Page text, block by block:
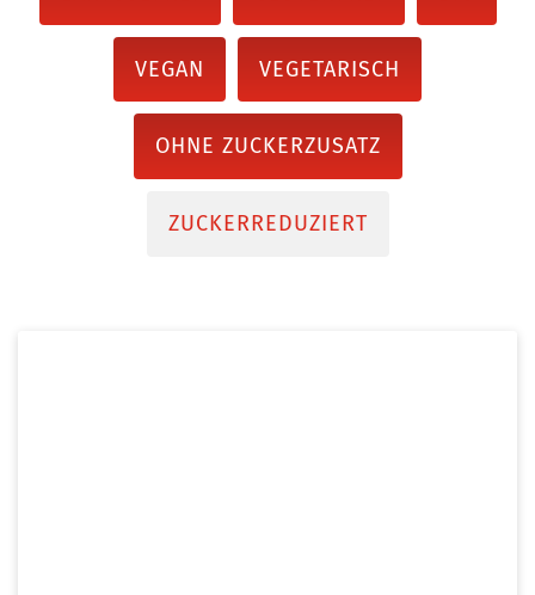
VEGAN VEGETARISCH
OHNE ZUCKERZUSATZ
ZUCKERREDUZIERT